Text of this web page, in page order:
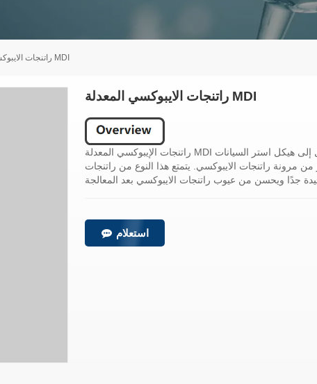
راتنجات الايبوكسي المعدلة MDI
راتنجات الايبوكسي المعدلة MDI
راتنجات الإيبوكسي المعدلة MDI عبارة عن راتنجات إيبوكسي معدلة من الأيزوسيانات. يتم الوصول إلى هيكل استر السيانات
مرونة راتنجات الايبوكسي. يتمتع هذا النوع من راتنجات
استعلام